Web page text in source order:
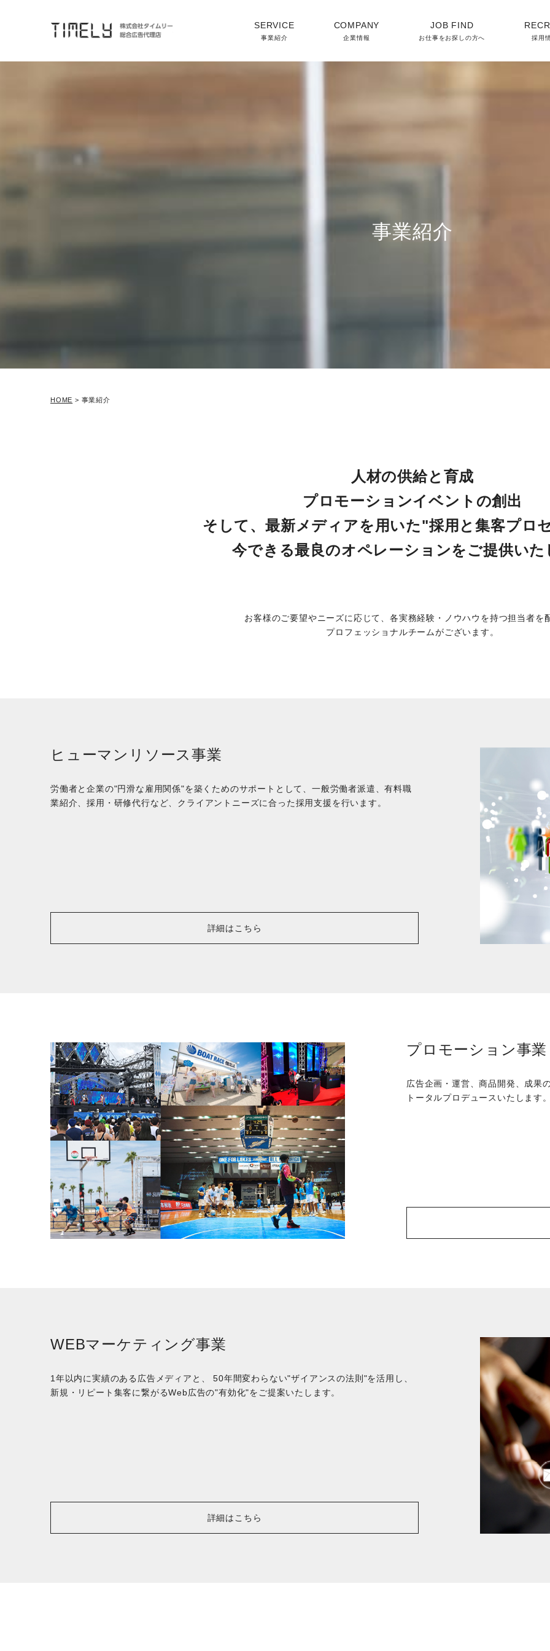
総合広告代理店TIMELYSERVICE
事業紹介
COMPANY
企業情報
JOB FIND
お仕事をお探しの方へ 採用
事業紹介
HOME > 事業紹介
人材の供給と育成
プロモーションイベントの創出
そして、最新メディアを用いた"採用と集客プロ
今できる最良のオペレーションをご提供いた
お客様のご要望やニーズに応じて、各実務経験・ノウハウを持つ担当者を
プロフェッショナルチームがございます。
ヒューマンリソース事業
労働者と企業の"円滑な雇用関係"を築くためのサポートとして、一般労働者派遣、有料職
業紹介、採用・研修代行など、クライアントニーズに合った採用支援を行います。
詳細はこちら
プロモーション事業
広告企画・運営、商品開発、成果
トータルプロデュースいたします
WEBマーケティング事業
1年以内に実績のある広告メディアと、 50年間変わらない"ザイアンスの法則"を活用し、
新規・リピート集客に繋がるWeb広告の"有効化"をご提案いたします。
詳細はこちら